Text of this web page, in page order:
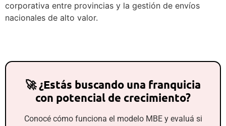
corporativa entre provincias y la gestión de envíos
nacionales de alto valor.
🚀 ¿Estás buscando una franquicia
con potencial de crecimiento?
Conocé cómo funciona el modelo MBE y evaluá si